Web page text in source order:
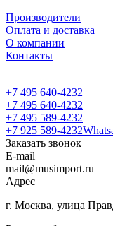
Производители
Оплата и доставка
О компании
Контакты
+7 495 640-4232
+7 495 640-4232
+7 495 589-4232
+7 925 589-4232
Заказать звонок
E-mail
mail@musimport.ru
Адрес
г. Москва, улица